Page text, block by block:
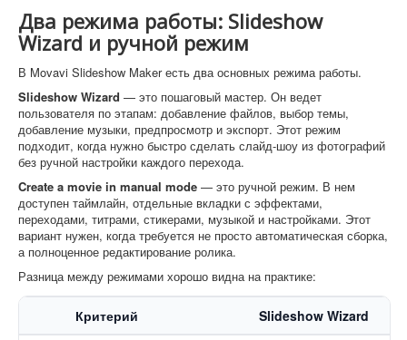
Два режима работы: Slideshow
Wizard и ручной режим
В Movavi Slideshow Maker есть два основных режима работы.
Slideshow Wizard — это пошаговый мастер. Он ведет
пользователя по этапам: добавление файлов, выбор темы,
добавление музыки, предпросмотр и экспорт. Этот режим
подходит, когда нужно быстро сделать слайд-шоу из фотографий
без ручной настройки каждого перехода.
Create a movie in manual mode — это ручной режим. В нем
доступен таймлайн, отдельные вкладки с эффектами,
переходами, титрами, стикерами, музыкой и настройками. Этот
вариант нужен, когда требуется не просто автоматическая сборка,
а полноценное редактирование ролика.
Разница между режимами хорошо видна на практике:
Критерий Slideshow Wizard